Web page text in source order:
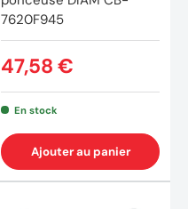
(1
7620F945
47,58 €
En stock
Ajouter au panier